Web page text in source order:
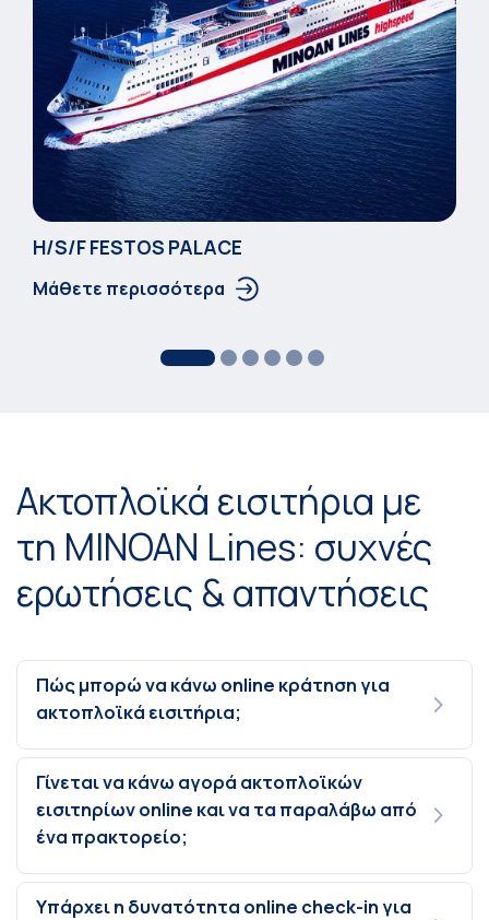
Η/S/F FESTOS PALACΕ
Μάθετε περισσότερα
Ακτοπλοϊκά εισιτήρια με
τη MINOAN Lines: συχνές
ερωτήσεις & απαντήσεις
Πώς μπορώ να κάνω online κράτηση για
ακτοπλοϊκά εισιτήρια;
Γίνεται να κάνω αγορά ακτοπλοϊκών
εισιτηρίων online και να τα παραλάβω από
ένα πρακτορείο;
Υπάρχει η δυνατότητα online check-in για